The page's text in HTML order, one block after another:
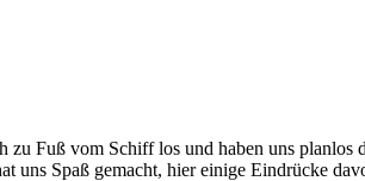
Fuß vom Schiff los und haben uns planlos
uns Spaß gemacht, hier einige Eindrücke